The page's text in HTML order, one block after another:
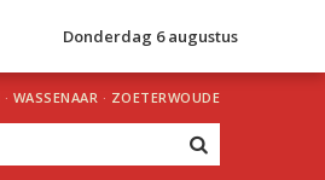
Donderdag 6 augustus
· WASSENAAR · ZOETERWOUDE